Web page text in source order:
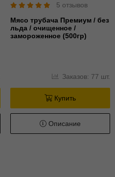
5 отзывов
Мясо трубача Премиум / без
льда / очищенное /
замороженное (500гр)
Заказов: 77 шт.
Купить
Описание